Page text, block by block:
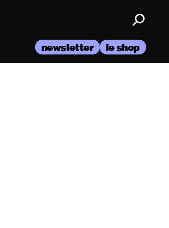
newsletter le shop